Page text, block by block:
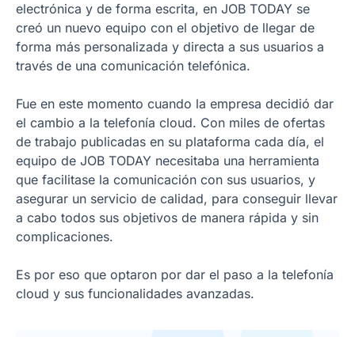
electrónica y de forma escrita, en JOB TODAY se
creó un nuevo equipo con el objetivo de llegar de
forma más personalizada y directa a sus usuarios a
través de una comunicación telefónica.
Fue en este momento cuando la empresa decidió dar
el cambio a la telefonía cloud. Con miles de ofertas
de trabajo publicadas en su plataforma cada día, el
equipo de JOB TODAY necesitaba una herramienta
que facilitase la comunicación con sus usuarios, y
asegurar un servicio de calidad, para conseguir llevar
a cabo todos sus objetivos de manera rápida y sin
complicaciones.
Es por eso que optaron por dar el paso a la telefonía
cloud y sus funcionalidades avanzadas.